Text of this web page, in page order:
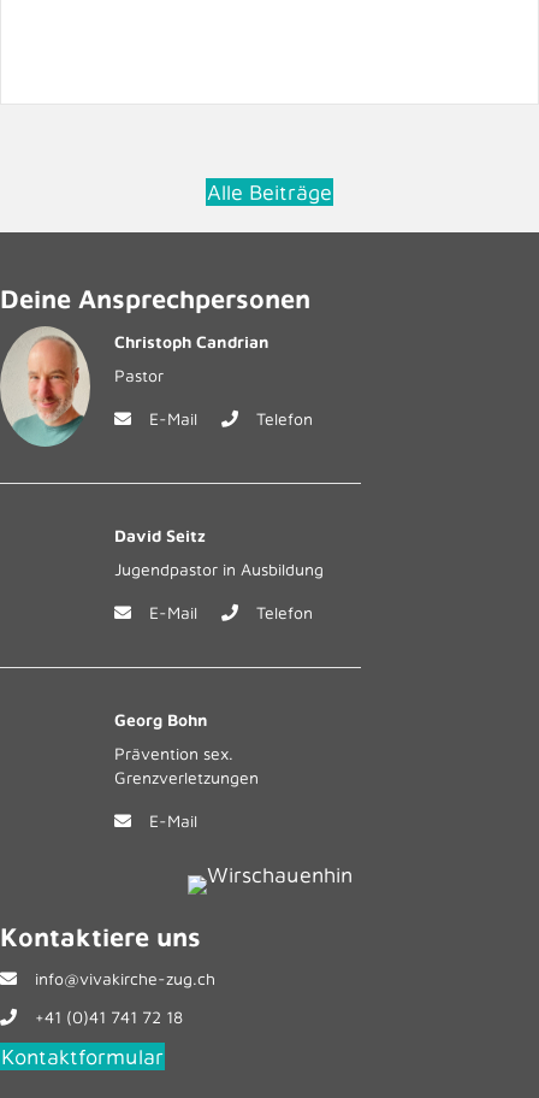
Alle Beiträge
Deine Ansprechpersonen
Christoph Candrian
Pastor
E-Mail Telefon
David Seitz
Jugendpastor in Ausbildung
E-Mail Telefon
Georg Bohn
Prävention sex.
Grenzverletzungen
E-Mail
Kontaktiere uns
info@vivakirche-zug.ch
+41 (0)41 741 72 18
Kontaktformular